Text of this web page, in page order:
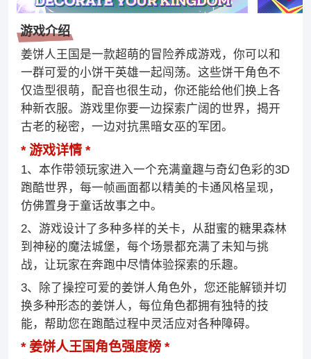
游戏介绍
姜饼人王国是一款超萌的冒险养成游戏，你可以和
一群可爱的小饼干英雄一起闯荡。这些饼干角色不
仅造型很萌，配音也很生动，你还能给他们换上各
种新衣服。游戏里你要一边探索广阔的世界，揭开
古老的秘密，一边对抗黑暗女巫的军团。
游戏详情
1、本作带领玩家进入一个充满童趣与奇幻色彩的3D
跑酷世界，每一帧画面都以精美的卡通风格呈现，
仿佛置身于童话故事之中。
2、游戏设计了多种多样的关卡，从甜蜜的糖果森林
到神秘的魔法城堡，每个场景都充满了未知与挑
战，让玩家在奔跑中尽情体验探索的乐趣。
3、除了操控可爱的姜饼人角色外，您还能解锁并切
换多种形态的姜饼人，每位角色都拥有独特的技
能，帮助您在跑酷过程中灵活应对各种障碍。
姜饼人王国角色强度榜